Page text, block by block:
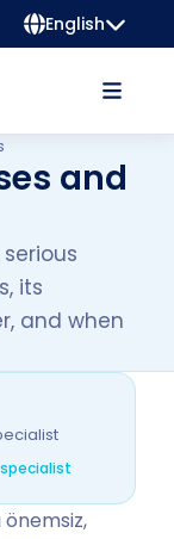
English
and
its
and when
önemsiz,